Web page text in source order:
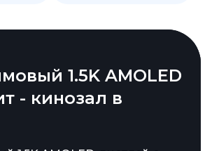
- двухдневная
без
1.5K AMOLED
- кинозал в
и Sony IMX882 -
камера
основная камера с
- свежесть и
цвете с матовой текстурой